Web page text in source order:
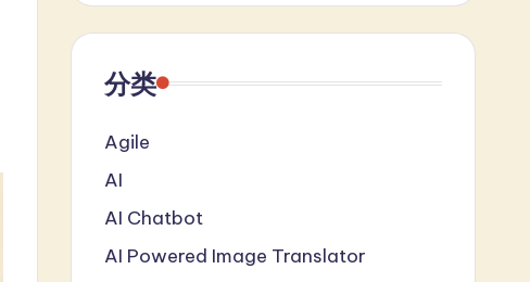
分类
Agile
AI
AI Chatbot
AI Powered Image Translator